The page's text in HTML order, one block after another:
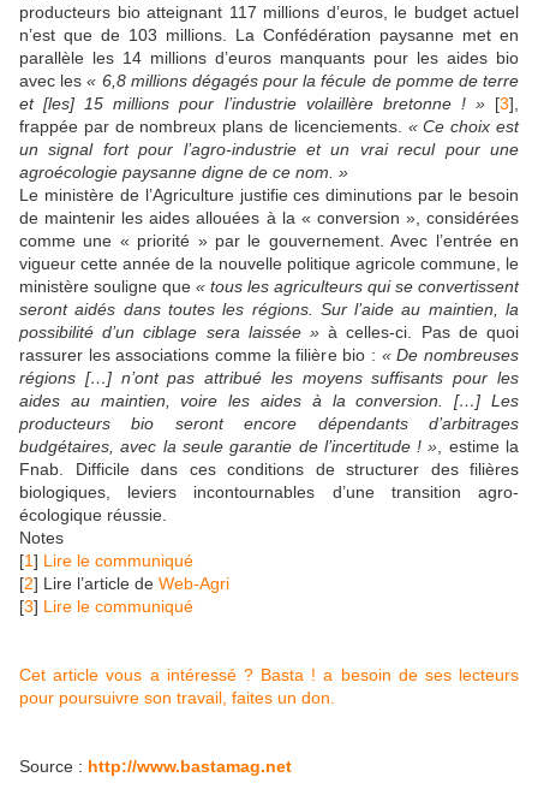
producteurs bio atteignant 117 millions d’euros, le budget actuel
n’est que de 103 millions. La Confédération paysanne met en
parallèle les 14 millions d’euros manquants pour les aides bio
avec les« 6,8 millions dégagés pour la fécule de pomme de terre
et [les] 15 millions pour l’industrie volaillère bretonne ! »[3],
frappée par de nombreux plans de licenciements. « Ce choix est
un signal fort pour l’agro-industrie et un vrai recul pour une
agroécologie paysanne digne de ce nom. »
Le ministère de l’Agriculture justifie ces diminutions par le besoin
de maintenir les aides allouées à la « conversion », considérées
comme une « priorité » par le gouvernement. Avec l’entrée en
vigueur cette année de la nouvelle politique agricole commune, le
ministère souligne que « tous les agriculteurs qui se convertissent
seront aidés dans toutes les régions. Sur l’aide au maintien, la
possibilité d’un ciblage sera laissée » à celles-ci. Pas de quoi
rassurer les associations comme la filière bio : « De nombreuses
régions […] n’ont pas attribué les moyens suffisants pour les
aides au maintien, voire les aides à la conversion. […] Les
producteurs bio seront encore dépendants d’arbitrages
budgétaires, avec la seule garantie de l’incertitude ! » , estime la
Fnab. Difficile dans ces conditions de structurer des filières
biologiques, leviers incontournables d’une transition agro-
écologique réussie.
Notes
[1] Lire le communiqué
[2] Lire l’article de Web-Agri
[3] Lire le communiqué
Cet article vous a intéressé ? Basta ! a besoin de ses lecteurs
pour poursuivre son travail, faites un don.
Source : http://www.bastamag.net